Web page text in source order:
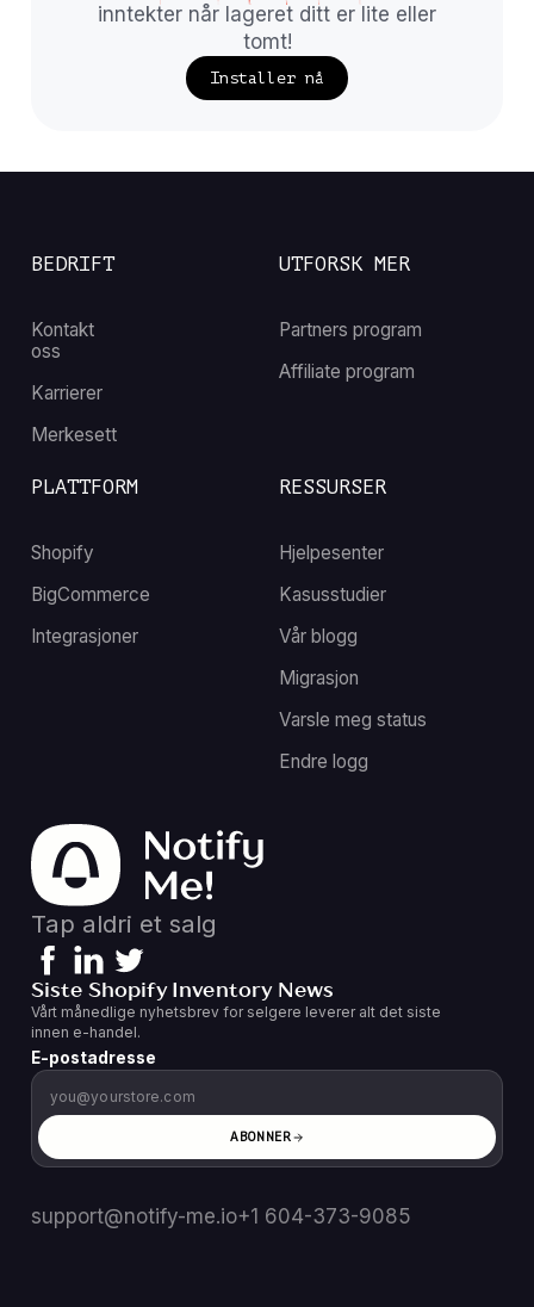
inntekter når lageret ditt er lite eller
tomt!
Installer nå
BEDRIFT
Kontakt
oss
Karrierer
Merkesett
RESSURSER
Hjelpesenter
Kasusstudier
Vår blogg
Migrasjon
Varsle meg status
Endre logg
UTFORSK MER
Partners program
Affiliate program
PLATTFORM
Shopify
BigCommerce
Integrasjoner
Tap aldri et salg
Siste Shopify Inventory News
Vårt månedlige nyhetsbrev for selgere leverer alt det siste
innen e-handel.
E-postadresse
ABONNER
support@notify-me.io+1 604-373-9085